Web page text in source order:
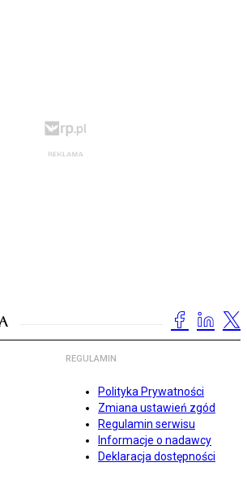
REGULAMIN
Polityka Prywatności
Zmiana ustawień zgód
Regulamin serwisu
Informacje o nadawcy
Deklaracja dostępności